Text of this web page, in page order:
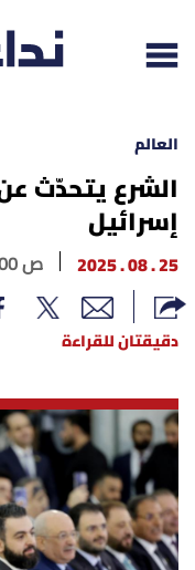
إقرأ الجريدة
لبنان
الغلاف
نداء اليوم
محليات
أسرار
العالم
الشرع يتحدّث
إسرائيل
25 . 08 . 2025 02 : 00 ص
دقيقتان للقراءة